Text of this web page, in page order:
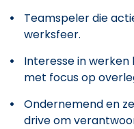
Teamspeler die
werksfeer.
Interesse in
met focus op
Ondernemend en
drive om